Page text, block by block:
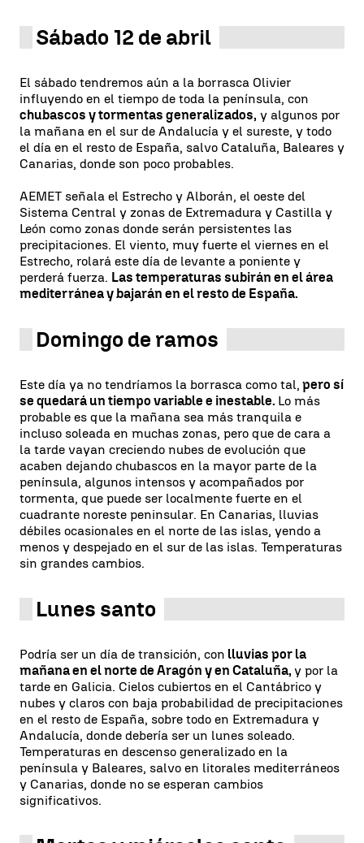
Sábado 12 de abril
El sábado tendremos aún a la borrasca Olivier
influyendo en el tiempo de toda la península, con
chubascos y tormentas generalizados, y algunos por
la mañana en el sur de Andalucía y el sureste, y todo
el día en el resto de España, salvo Cataluña, Baleares y
Canarias, donde son poco probables.
AEMET señala el Estrecho y Alborán, el oeste del
Sistema Central y zonas de Extremadura y Castilla y
León como zonas donde serán persistentes las
precipitaciones. El viento, muy fuerte el viernes en el
Estrecho, rolará este día de levante a poniente y
perderá fuerza. Las temperaturas subirán en el área
mediterránea y bajarán en el resto de España.
Domingo de ramos
Este día ya no tendríamos la borrasca como tal, pero sí
se quedará un tiempo variable e inestable. Lo más
probable es que la mañana sea más tranquila e
incluso soleada en muchas zonas, pero que de cara a
la tarde vayan creciendo nubes de evolución que
acaben dejando chubascos en la mayor parte de la
península, algunos intensos y acompañados por
tormenta, que puede ser localmente fuerte en el
cuadrante noreste peninsular. En Canarias, lluvias
débiles ocasionales en el norte de las islas, yendo a
menos y despejado en el sur de las islas. Temperaturas
sin grandes cambios.
Lunes santo
Podría ser un día de transición, con lluvias por la
mañana en el norte de Aragón y en Cataluña, y por la
tarde en Galicia. Cielos cubiertos en el Cantábrico y
nubes y claros con baja probabilidad de precipitaciones
en el resto de España, sobre todo en Extremadura y
Andalucía, donde debería ser un lunes soleado.
Temperaturas en descenso generalizado en la
península y Baleares, salvo en litorales mediterráneos
y Canarias, donde no se esperan cambios
significativos.